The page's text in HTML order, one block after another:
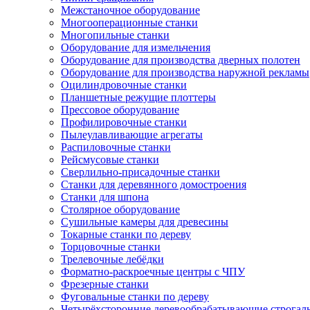
Межстаночное оборудование
Многооперационные станки
Многопильные станки
Оборудование для измельчения
Оборудование для производства дверных полотен
Оборудование для производства наружной рекламы
Оцилиндровочные станки
Планшетные режущие плоттеры
Прессовое оборудование
Профилировочные станки
Пылеулавливающие агрегаты
Распиловочные станки
Рейсмусовые станки
Сверлильно-присадочные станки
Станки для деревянного домостроения
Станки для шпона
Столярное оборудование
Сушильные камеры для древесины
Токарные станки по дереву
Торцовочные станки
Трелевочные лебёдки
Форматно-раскроечные центры с ЧПУ
Фрезерные станки
Фуговальные станки по дереву